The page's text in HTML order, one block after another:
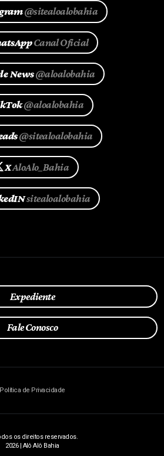
@sitealoalobahia
Canal Oficial
News@aloalobahia
@aloalobahia
@sitealoalobahia
XAloAlo_Bahia
sitealoalobahia
Expediente
Fale Conosco
Política de Privacidade
os direitos reservados.
2026 | Alô Alô Bahia